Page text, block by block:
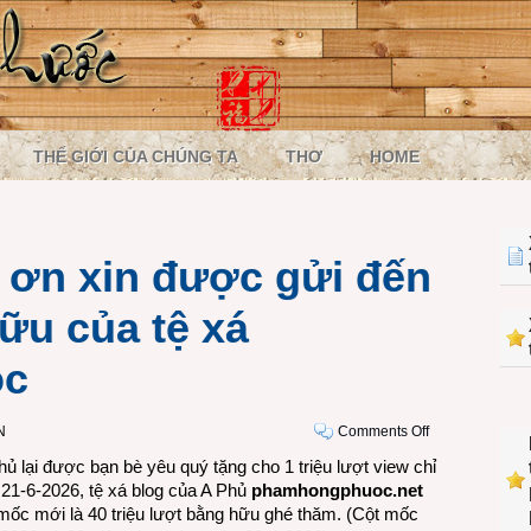
THẾ GIỚI CỦA CHÚNG TA THƠ HOME
ơn xin được gửi đến
của tệ xá
Comments Offon
triệu
lại được bạn bè yêu quý tặng cho 1 triệu lượt view chỉ
6-2026, tệ xá blog của A Phủ phamhongphuoc.net
mới là 40 triệu lượt bằng hữu ghé thăm. (Cột mốc